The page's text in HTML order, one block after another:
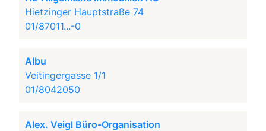
Hietzinger Hauptstraße 74
01/87011...-0
Albu
Veitingergasse 1/1
01/8042050
Alex. Veigl Büro-Organisation